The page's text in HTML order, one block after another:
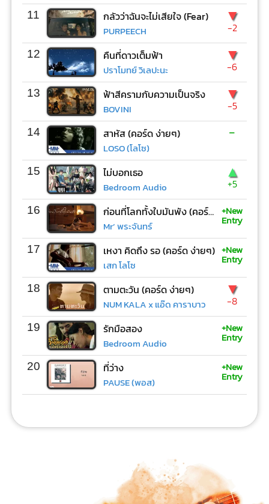
11 กลัวว่าฉันจะไม่เสียใจ (Fear)
PURPEECH
▼
-2
12 คืนที่ดาวเต็มฟ้า
ปราโมทย์ วิเลปะนะ
▼
-6
13 ฟ้าสีครามกับความเป็นจริง
BOVINI
▼
-5
14 สาหัส (คอร์ด ง่ายๆ)
LOSO (โลโซ)
-
15 ไม่บอกเธอ
Bedroom Audio
▲
+5
16 ก่อนที่โลกทั้งใบมันพัง (คอร์ด ง่ายๆ)
Mr’ พระจันทร์
+New
Entry
17 เหงา คิดถึง รอ (คอร์ด ง่ายๆ)
เสก โลโซ
+New
Entry
18 ตามตะวัน (คอร์ด ง่ายๆ)
NUM KALA x แอ๊ด คาราบาว
▼
-8
19 รักมือสอง
Bedroom Audio
+New
Entry
20 ที่ว่าง
PAUSE (พอส)
+New
Entry